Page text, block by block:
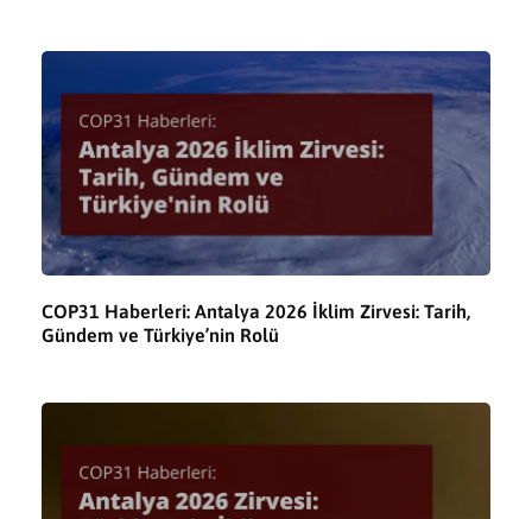
COP31 Haberleri: Antalya 2026 İklim Zirvesi: Tarih,
Gündem ve Türkiye’nin Rolü